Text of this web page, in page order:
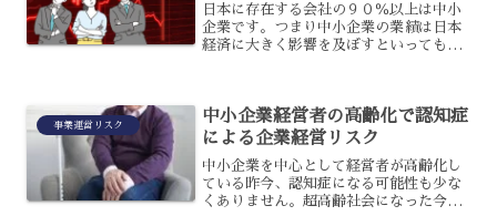
日本に存在する会社の９０％以上は中小
企業です。つまり中小企業の業績は日本
経済に大きく影響を及ぼすといっても過
るために必要となる業務の...
事業運営リスク
中小企業経営者の高齢化で認知症
による企業経営リスク
中小企業を中心として経営者が高齢化し
ている昨今、認知症になる可能性も少な
くありません。超高齢社会になった今、